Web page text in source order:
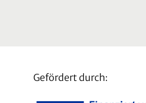
Gefördert durch: